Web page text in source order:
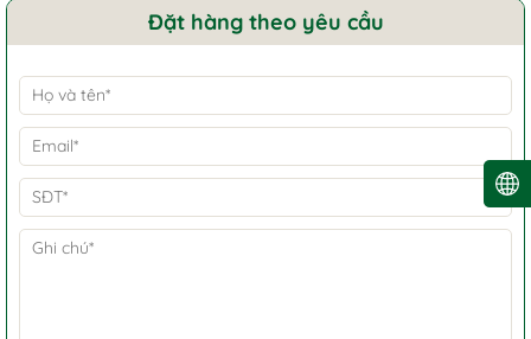
Đặt hàng theo yêu cầu